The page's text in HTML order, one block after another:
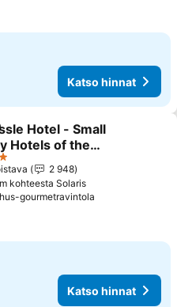
Katso hinnat
suosikkeihin
Hotel - Small
Hotels of the
2 948
kohteesta Solaris
gourmetravintola
Katso hinnat